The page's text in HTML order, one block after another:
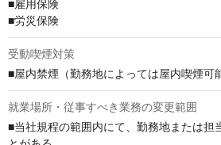
■雇用保険
■労災保険
受動喫煙対策
■屋内禁煙（勤務地によっては屋内喫煙可
就業場所・従事すべき業務の変更範囲
■当社規程の範囲内にて、勤務地または担